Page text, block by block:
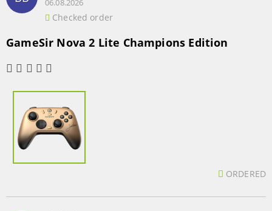
06.08.2026
Checked order
GameSir Nova 2 Lite Champions Edition
ORDERED